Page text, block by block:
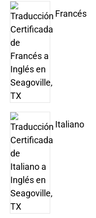
Francés
Italiano